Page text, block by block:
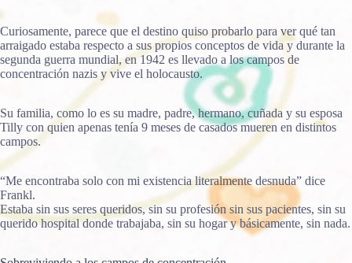
Curiosamente, parece que el destino quiso probarlo para ver qué tan
arraigado estaba respecto a sus propios conceptos de vida y durante la
segunda guerra mundial, en 1942 es llevado a los campos de
concentración nazis y vive el holocausto.
Su familia, como lo es su madre, padre, hermano, cuñada y su esposa
Tilly con quien apenas tenía 9 meses de casados mueren en distintos
campos.
“Me encontraba solo con mi existencia literalmente desnuda” dice
Frankl.
Estaba sin sus seres queridos, sin su profesión sin sus pacientes, sin su
querido hospital donde trabajaba, sin su hogar y básicamente, sin nada.